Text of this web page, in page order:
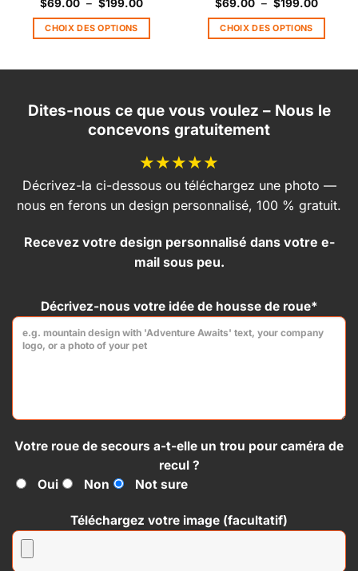
$69.00 – $199.00
prix :
CHOIX DES OPTIONS
variations.
Les
être
sur
page
$69.00 – $199.00
prix :
CHOIX DES OPTIONS
variations.
Les
être
choisies
sur
page
Dites-nous ce que vous voulez – Nous le
concevons gratuitement
★★★★★
Décrivez-la ci-dessous ou téléchargez une photo —
nous en ferons un design personnalisé, 100 % gratuit.
Recevez votre design personnalisé dans votre e-
mail sous peu.
Décrivez-nous votre idée de housse de roue*
Votre roue de secours a-t-elle un trou pour caméra de
recul ?
Oui
Non Not sure
Téléchargez votre image (facultatif)